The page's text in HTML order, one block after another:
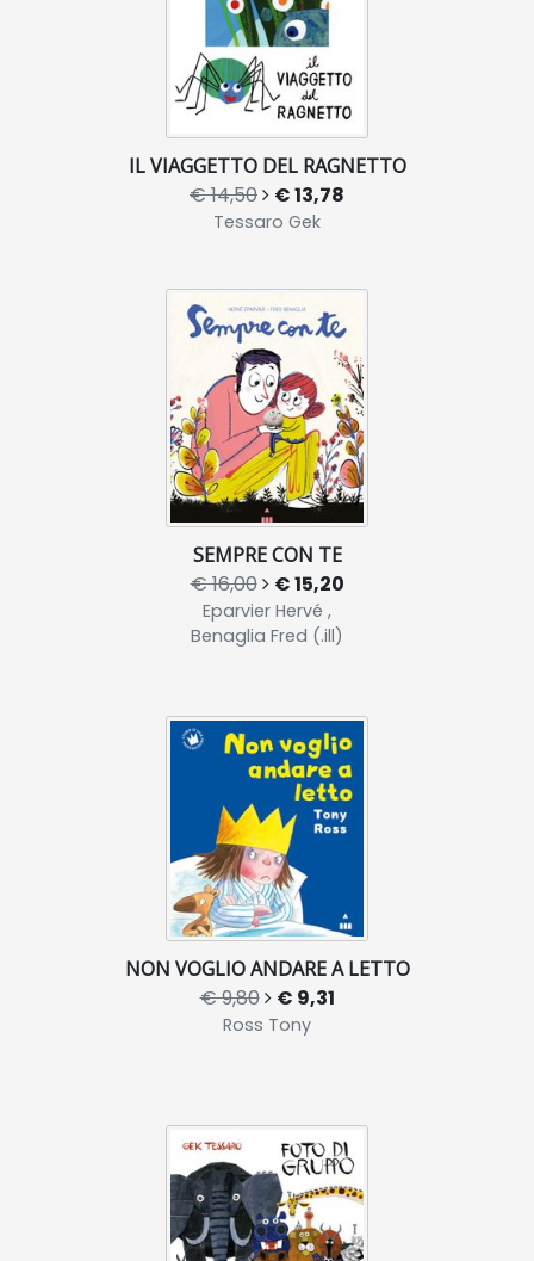
IL VIAGGETTO DEL RAGNETTO
€ 14,50 € 13,78
Tessaro Gek
SEMPRE CON TE
€ 16,00 € 15,20
Eparvier Hervé ,
Benaglia Fred (.ill)
NON VOGLIO ANDARE A LETTO
€ 9,80 € 9,31
Ross Tony